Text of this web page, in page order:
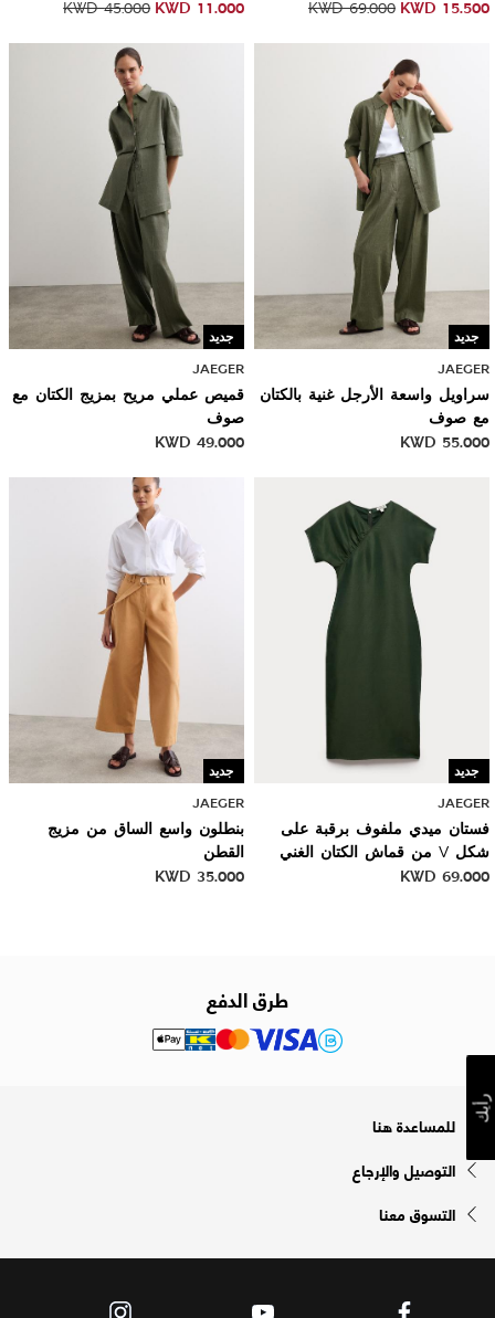
KWD 15.500
KWD69.000
KWD 11.000
KWD45.000
جديد
JAEGER
سراويل واسعة الأرجل غنية بالكتان
مع صوف
KWD 55.000
جديد
JAEGER
قميص عملي مريح بمزيج الكتان مع
صوف
KWD49.000
جديد
JAEGER
فستان ميدي ملفوف برقبة على
شكل V من قماش الكتان الغني
KWD 69.000
جديد
JAEGER
بنطلون واسع الساق من مزيج
القطن
KWD 35.000
طرق الدفع
للمساعدة هنا
التوصيل والإرجاع
التسوق معنا
رأيك